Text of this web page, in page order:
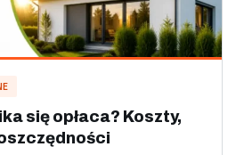
się opłaca? Koszty,